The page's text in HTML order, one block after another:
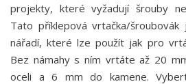
projekty, které vyžadují šrouby
Tato příklepová vrtačka/šroubovák
nářadí, které lze použít jak pro
Bez námahy s ním vrtáte až 20
oceli a 6 mm do kamene.